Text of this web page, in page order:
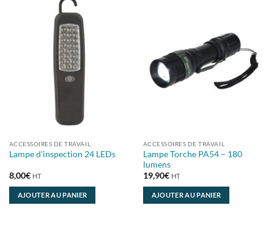
ACCESSOIRES DE TRAVAIL
Lampe d’inspection 24 LEDs
8,00€ HT
AJOUTER AU PANIER
ACCESSOIRES DE TRAVAIL
Lampe Torche PA54 – 180
lumens
19,90€ HT
AJOUTER AU PANIER